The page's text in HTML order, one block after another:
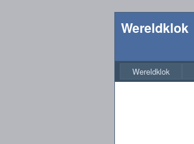
Wereldklok
Wereldklok